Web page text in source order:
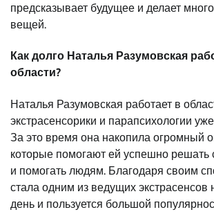
предсказывает будущее и делает
вещей.
Как долго Наталья Разумовская
области?
Наталья Разумовская работает в
экстрасенсорики и парапсихологии
За это время она накопила огромный
которые помогают ей успешно решать
и помогать людям. Благодаря своим
стала одним из ведущих экстрасенсов
день и пользуется большой